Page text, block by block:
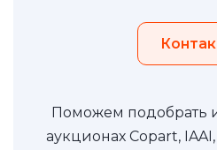
Поможем подобрать
аукционах Copart,